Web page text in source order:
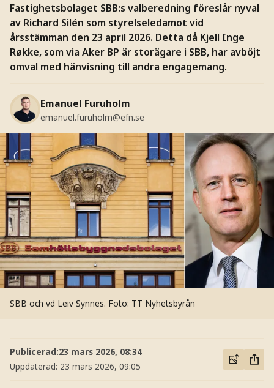
Fastighetsbolaget SBB:s valberedning föreslår nyval
av Richard Silén som styrelseledamot vid
årsstämman den 23 april 2026. Detta då Kjell Inge
Røkke, som via Aker BP är storägare i SBB, har avböjt
omval med hänvisning till andra engagemang.
Emanuel Furuholm
emanuel.furuholm@efn.se
SBB och vd Leiv Synnes. Foto: TT Nyhetsbyrån
Publicerad:23 mars 2026, 08:34
Uppdaterad: 23 mars 2026, 09:05